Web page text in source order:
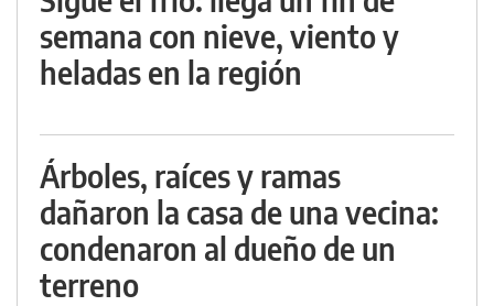
semana con nieve, viento y
heladas en la región
Árboles, raíces y ramas
dañaron la casa de una vecina:
condenaron al dueño de un
terreno